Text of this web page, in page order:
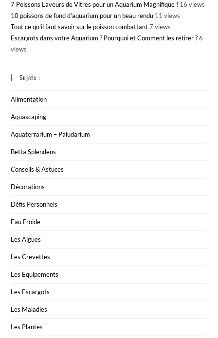
7 Poissons Laveurs de Vitres pour un Aquarium Magnifique ! 16 views
10 poissons de fond d’aquarium pour un beau rendu 11 views
Tout ce qu’il faut savoir sur le poisson combattant 7 views
Escargots dans votre Aquarium ? Pourquoi et Comment les retirer ? 6
views
Sujets :
Alimentation
Aquascaping
Aquaterrarium – Paludarium
Betta Splendens
Conseils & Astuces
Décorations
Défis Personnels
Eau Froide
Les Algues
Les Crevettes
Les Equipements
Les Escargots
Les Maladies
Les Plantes